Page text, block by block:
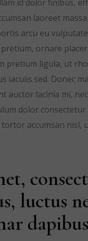
id dolor finibus,
laoreet
arcu eu
ornare
pretium ligula, ut
iaculis sed. Donec
auctor lacinia mi,
dolor consectetur
accumsan nisl,
luctus